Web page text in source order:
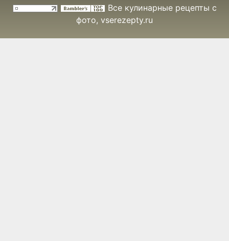
Все кулинарные рецепты с
фото, vserezepty.ru